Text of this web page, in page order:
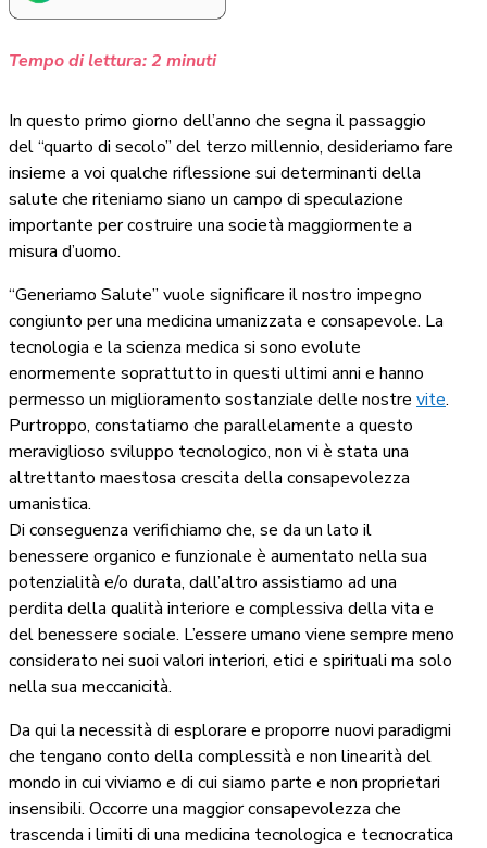
Tempo di lettura:2 minuti
In questo primo giorno dell’anno che segna il passaggio
del “quarto di secolo” del terzo millennio, desideriamo fare
insieme a voi qualche riflessione sui determinanti della
salute che riteniamo siano un campo di speculazione
importante per costruire una società maggiormente a
misura d’uomo.
“Generiamo Salute” vuole significare il nostro impegno
congiunto per una medicina umanizzata e consapevole. La
tecnologia e la scienza medica si sono evolute
enormemente soprattutto in questi ultimi anni e hanno
permesso un miglioramento sostanziale delle nostre vite.
Purtroppo, constatiamo che parallelamente a questo
meraviglioso sviluppo tecnologico, non vi è stata una
altrettanto maestosa crescita della consapevolezza
umanistica.
Di conseguenza verifichiamo che, se da un lato il
benessere organico e funzionale è aumentato nella sua
potenzialità e/o durata, dall’altro assistiamo ad una
perdita della qualità interiore e complessiva della vita e
del benessere sociale. L’essere umano viene sempre meno
considerato nei suoi valori interiori, etici e spirituali ma solo
nella sua meccanicità.
Da qui la necessità di esplorare e proporre nuovi paradigmi
che tengano conto della complessità e non linearità del
mondo in cui viviamo e di cui siamo parte e non proprietari
insensibili. Occorre una maggior consapevolezza che
trascenda i limiti di una medicina tecnologica e tecnocratica